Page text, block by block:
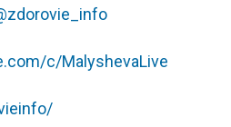
c/MalyshevaLive